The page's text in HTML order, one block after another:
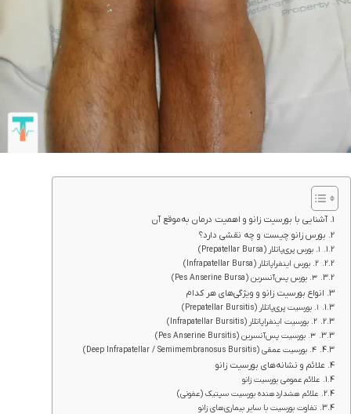
آشنایی با بورسیت زانو و اهمیت درمان به‌موقع آن
بورس زانو چیست و چه نقشی دارد؟
انواع بورسیت زانو و ویژگی‌های هر کدام
علائم و نشانه‌های بورسیت زانو
علائم عمومی بورسیت زانو
علائم هشداردهنده بورسیت سپتیک (عفونی)
تفاوت بورسیت با سایر بیماری‌های زانو